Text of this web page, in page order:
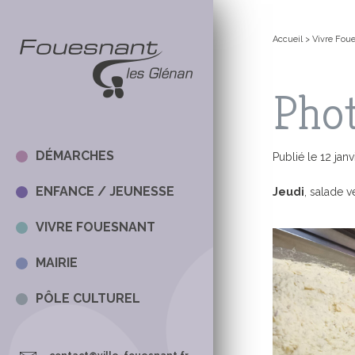
DÉMARCHES
DÉMARCHES
AFFAIRES
ENFANCE / JEUNESSE
LES
LA VIE
VIVRE FOUESNANT
EN CE
LES
TOUTES
AGENDA
MAIRIE
LA MAIRIE
LES ÉLUS
LE MAIRE
LE CONSEIL
LE CONSEIL
PÔLE CULTUREL
SITE DE
AGENDA
Accueil>Vivre
Publié le 12
Jeudi , salade